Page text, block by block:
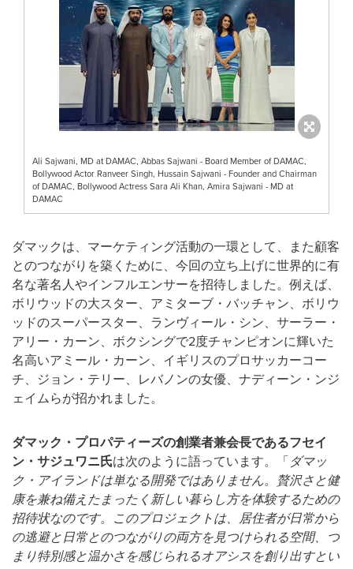
Ali Sajwani, MD at DAMAC, Abbas Sajwani - Board Member of DAMAC,
Bollywood Actor Ranveer Singh, Hussain Sajwani - Founder and Chairman
of DAMAC, Bollywood Actress Sara Ali Khan, Amira Sajwani - MD at
DAMAC
ダマックは、マーケティング活動の一環として、また顧客
とのつながりを築くために、今回の立ち上げに世界的に有
名な著名人やインフルエンサーを招待しました。例えば、
ボリウッドの大スター、アミターブ・バッチャン、ボリウ
ッドのスーパースター、ランヴィール・シン、サーラー・
アリー・カーン、ボクシングで2度チャンピオンに輝いた
名高いアミール・カーン、イギリスのプロサッカーコー
チ、ジョン・テリー、レバノンの女優、ナディーン・ンジ
ェイムらが招かれました。
ダマック・プロパティーズの創業者兼会長であるフセイ
ン・サジュワニ氏は次のように語っています。「ダマッ
ク・アイランドは単なる開発ではありません。贅沢さと健
康を兼ね備えたまったく新しい暮らし方を体験するための
招待状なのです。このプロジェクトは、居住者が日常から
の逃避と日常とのつながりの両方を見つけられる空間、つ
まり特別感と温かさを感じられるオアシスを創り出すとい